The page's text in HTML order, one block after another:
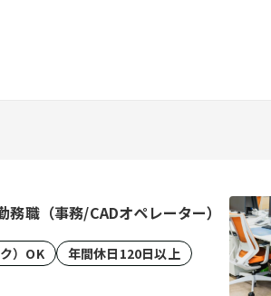
職（事務/CADオペレーター）
）OK
年間休日120日以上